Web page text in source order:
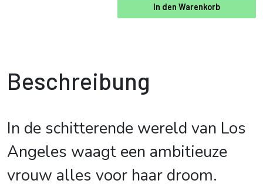
In den Warenkorb
Beschreibung
In de schitterende wereld van Los
Angeles waagt een ambitieuze
vrouw alles voor haar droom.